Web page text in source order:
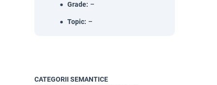
Grade: –
Topic: –
CATEGORII SEMANTICE